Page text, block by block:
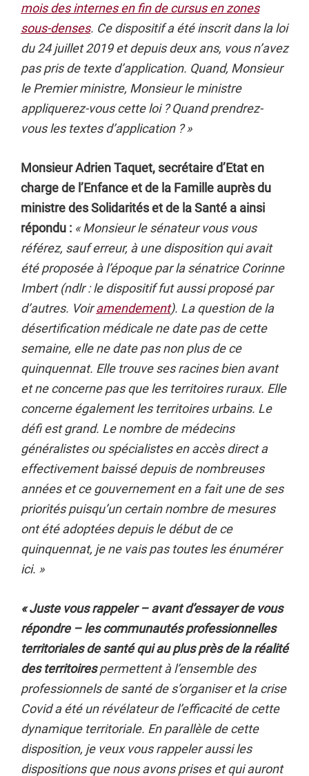
mois des internes en fin de cursus en zones
sous-denses. Ce dispositif a été inscrit dans la loi
du 24 juillet 2019 et depuis deux ans, vous n’avez
pas pris de texte d’application. Quand, Monsieur
le Premier ministre, Monsieur le ministre
appliquerez-vous cette loi ? Quand prendrez-
vous les textes d’application ? »
Monsieur Adrien Taquet, secrétaire d’Etat en
charge de l’Enfance et de la Famille auprès du
ministre des Solidarités et de la Santé a ainsi
répondu : « Monsieur le sénateur vous vous
référez, sauf erreur, à une disposition qui avait
été proposée à l’époque par la sénatrice Corinne
Imbert (ndlr : le dispositif fut aussi proposé par
d’autres. Voiramendement). La question de la
désertification médicale ne date pas de cette
semaine, elle ne date pas non plus de ce
quinquennat. Elle trouve ses racines bien avant
et ne concerne pas que les territoires ruraux. Elle
concerne également les territoires urbains. Le
défi est grand. Le nombre de médecins
généralistes ou spécialistes en accès direct a
effectivement baissé depuis de nombreuses
années et ce gouvernement en a fait une de ses
priorités puisqu’un certain nombre de mesures
ont été adoptées depuis le début de ce
quinquennat, je ne vais pas toutes les énumérer
ici. »
« Juste vous rappeler – avant d’essayer de vous
répondre – les communautés professionnelles
territoriales de santé qui au plus près de la réalité
des territoirespermettent à l’ensemble des
professionnels de santé de s’organiser et la crise
Covid a été un révélateur de l’efficacité de cette
dynamique territoriale. En parallèle de cette
disposition, je veux vous rappeler aussi les
dispositions que nous avons prises et qui auront